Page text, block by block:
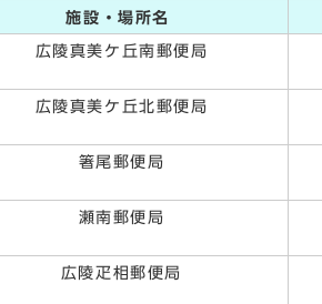
施設・場所名
広陵真美ケ丘南郵便局
広陵真美ケ丘北郵便局
箸尾郵便局
瀬南郵便局
広陵疋相郵便局